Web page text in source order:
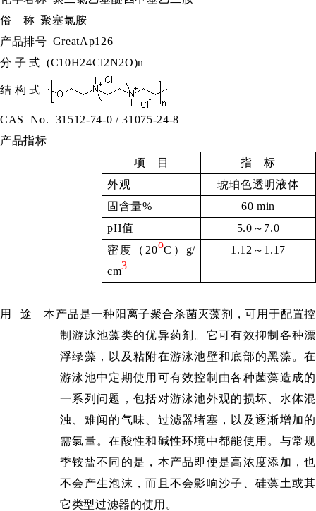
俗
称 聚塞氯胺
产品排号 GreatAp126
分 子 式 (C10H24Cl2N2O)n
结 构 式
CAS No. 31512-74-0 / 31075-24-8
产品指标
项
目 指
标
外观
琥珀色透明液体
固含量% 60 min
pH值 5.0 ～ 7.0
密度（ 20oC ） g/
cm3
1.12 ～ 1.17
用 途
本产品是一种阳离子聚合杀菌灭藻剂，可用于配置控
制游泳池藻类的优异药剂。它可有效抑制各种漂
浮绿藻，以及粘附在游泳池壁和底部的黑藻。在
游泳池中定期使用可有效控制由各种菌藻造成的
一系列问题，包括对游泳池外观的损坏、水体混
浊、难闻的气味、过滤器堵塞，以及逐渐增加的
需氯量。在酸性和碱性环境中都能使用。与常规
季铵盐不同的是，本产品即使是高浓度添加，也
不会产生泡沫，而且不会影响沙子、硅藻土或其
它类型过滤器的使用。